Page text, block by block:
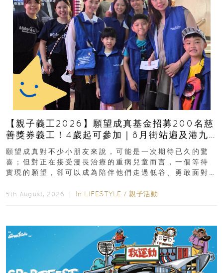
【親子義工2026】願望成真基金招募200名慈
善獎券義工！4歲起可參加｜8月街站遍及港九
新界
願望成真對不少小朋友來說，可能是一次期待已久的驚
喜；但對正在接受漫長治療的重病兒童而言，一個等待
實現的願望，卻可以成為陪伴他們走過低谷、勇敢面對
5th August, 2026 ｜ In LIFESTYLE / 親子活動